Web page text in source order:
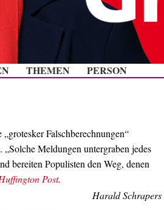
Zum Inhalt springen
THEMEN PERSON
Falschberechnungen“
Meldungen untergraben jedes
bereiten Populisten den Weg, denen
Post.
Harald Schrapers